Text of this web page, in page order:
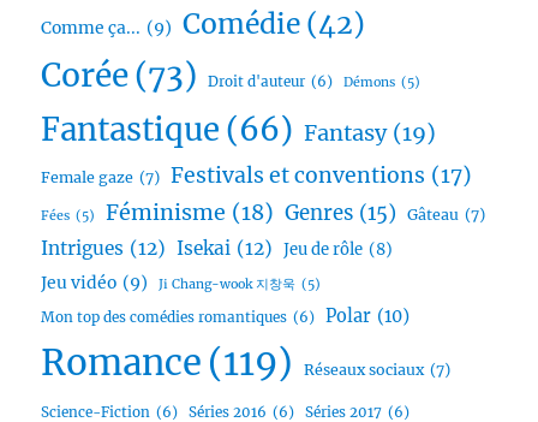
Comme ça... (9) Comédie (42)
Corée(73) Droit d'auteur (6) Démons (5)
Fantastique (66) Fantasy (19)
Female gaze (7) Festivals et conventions (17)
Fées (5) Féminisme (18) Genres (15) Gâteau (7)
Intrigues (12) Isekai (12) Jeu de rôle (8)
Jeu vidéo (9) Ji Chang-wook 지창욱 (5)
Mon top des comédies romantiques (6) Polar (10)
Romance (119) Réseaux sociaux (7)
Science-Fiction (6) Séries 2016 (6) Séries 2017 (6)